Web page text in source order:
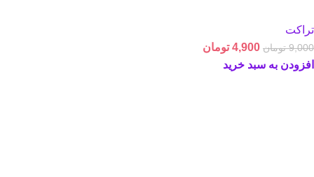
تراکت
9,000 تومان 4,900 تومان
افزودن به سبد خرید